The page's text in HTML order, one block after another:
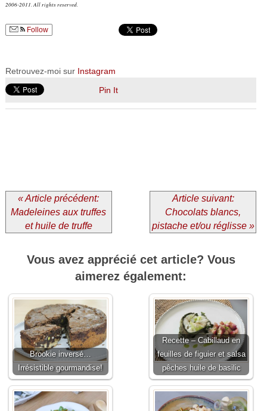
2006-2011. All rights reserved.
Follow
Retrouvez-moi sur Instagram
Pin It
« Article précédent:
Madeleines aux truffes
et huile de truffe
Article suivant:
Chocolats blancs,
pistache et/ou réglisse »
Vous avez apprécié cet article? Vous
aimerez également:
Brookie inversé…
Irrésistible gourmandise!
Recette – Cabillaud en
feuilles de figuier et salsa
pêches huile de basilic